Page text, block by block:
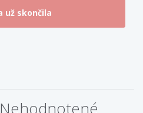
Nehodnotené